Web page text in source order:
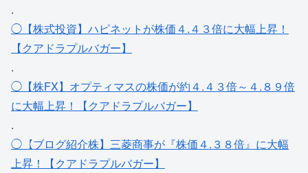
.
◯【株式投資】ハピネットが株価４.４３倍に大幅上昇！
【クアドラプルバガー】
.
◯【株FX】オプティマスの株価が約４.４３倍～４.８９倍
に大幅上昇！【クアドラプルバガー】
.
◯【ブログ紹介株】三菱商事が『株価４.３８倍』に大幅
上昇！【クアドラプルバガー】